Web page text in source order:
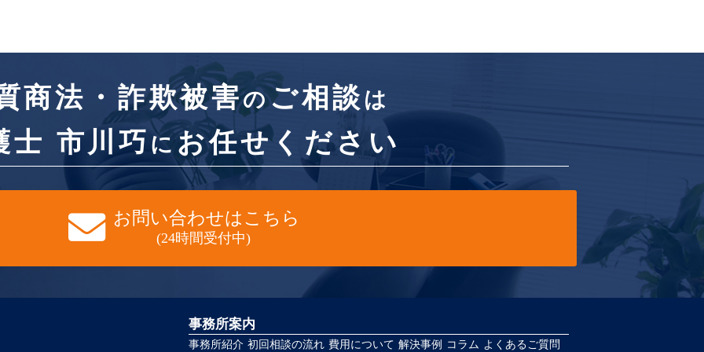
商法・詐欺被害のご相談 は
士 市川巧 にお任せください
お問い合わせはこちら
(24時間受付中)
事務所案内
事務所紹介 初回相談の流れ 費用について 解決事例 コラム よくあるご質問